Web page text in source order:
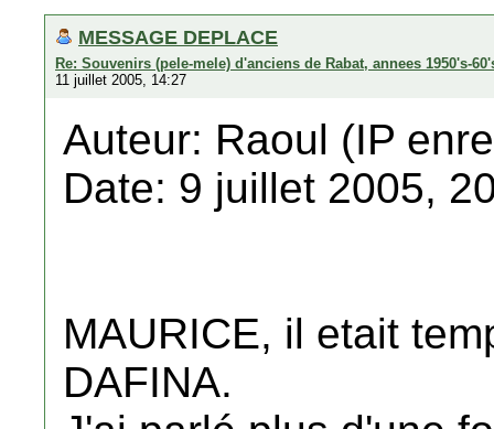
MESSAGE DEPLACE
Re: Souvenirs (pele-mele) d'anciens de Rabat, annees 1950's-
11 juillet 2005, 14:27
Auteur: Raoul (IP
Date: 9 juillet 2005,
MAURICE, il etait
DAFINA.